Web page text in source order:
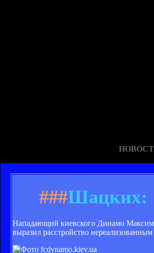
###Шацких:
Нападающий киевского Динамо Максим
выразил расстройство